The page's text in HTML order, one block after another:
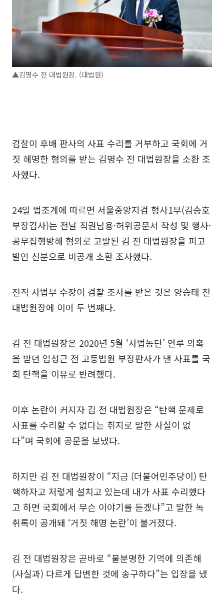
▲김명수 전 대법원장. (대법원)
검찰이 후배 판사의 사표 수리를 거부하고 국회에 거
짓 해명한 혐의를 받는 김명수 전 대법원장을 소환 조
사했다.
24일 법조계에 따르면 서울중앙지검 형사1부(김승호
부장검사)는 전날 직권남용·허위공문서 작성 및 행사·
공무집행방해 혐의로 고발된 김 전 대법원장을 피고
발인 신분으로 비공개 소환 조사했다.
전직 사법부 수장이 검찰 조사를 받은 것은 양승태 전
대법원장에 이어 두 번째다.
김 전 대법원장은 2020년 5월 ‘사법농단’ 연루 의혹
을 받던 임성근 전 고등법원 부장판사가 낸 사표를 국
회 탄핵을 이유로 반려했다.
이후 논란이 커지자 김 전 대법원장은 “탄핵 문제로
사표를 수리할 수 없다는 취지로 말한 사실이 없
다”며 국회에 공문을 보냈다.
하지만 김 전 대법원장이 “지금 (더불어민주당이) 탄
핵하자고 저렇게 설치고 있는데 내가 사표 수리했다
고 하면 국회에서 무슨 이야기를 듣겠냐”고 말한 녹
취록이 공개돼 ‘거짓 해명 논란’이 불거졌다.
김 전 대법원장은 곧바로 “불분명한 기억에 의존해
(사실과) 다르게 답변한 것에 송구하다”는 입장을 냈
다.